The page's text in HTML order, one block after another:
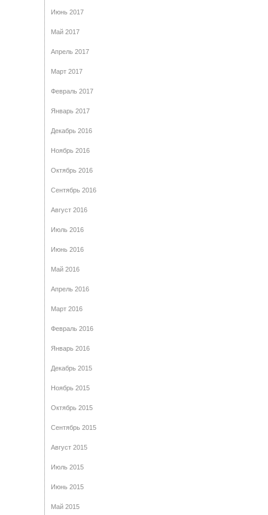
Июнь 2017
Май 2017
Апрель 2017
Март 2017
Февраль 2017
Январь 2017
Декабрь 2016
Ноябрь 2016
Октябрь 2016
Сентябрь 2016
Август 2016
Июль 2016
Июнь 2016
Май 2016
Апрель 2016
Март 2016
Февраль 2016
Январь 2016
Декабрь 2015
Ноябрь 2015
Октябрь 2015
Сентябрь 2015
Август 2015
Июль 2015
Июнь 2015
Май 2015